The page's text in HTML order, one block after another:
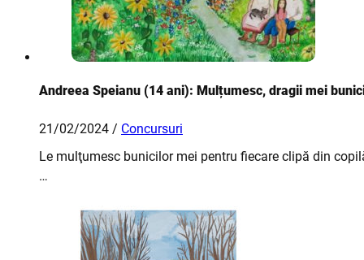
Andreea Speianu (14 ani): Mulțumesc, dragii mei
21/02/2024 / Concursuri
Le mulţumesc bunicilor mei pentru fiecare clipă din
…